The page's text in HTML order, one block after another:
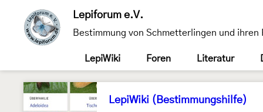
Lepiforum e.V.
Bestimmung von Schmetterlingen und ihren
LepiWiki Foren Literatur
LepiWiki (Bestimmungshilfe)